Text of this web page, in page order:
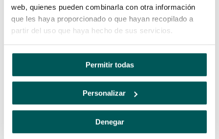
web, quienes pueden combinarla con otra información
que les haya proporcionado o que hayan recopilado a
partir del uso que haya hecho de sus servicios.
Permitir todas
Personalizar
Denegar
Suporte técnico e